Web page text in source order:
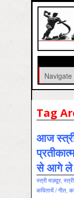
Tag
आज स्त्री
से आगे ले
स्‍त्री मज़दूर,
कवितायें / गीत,